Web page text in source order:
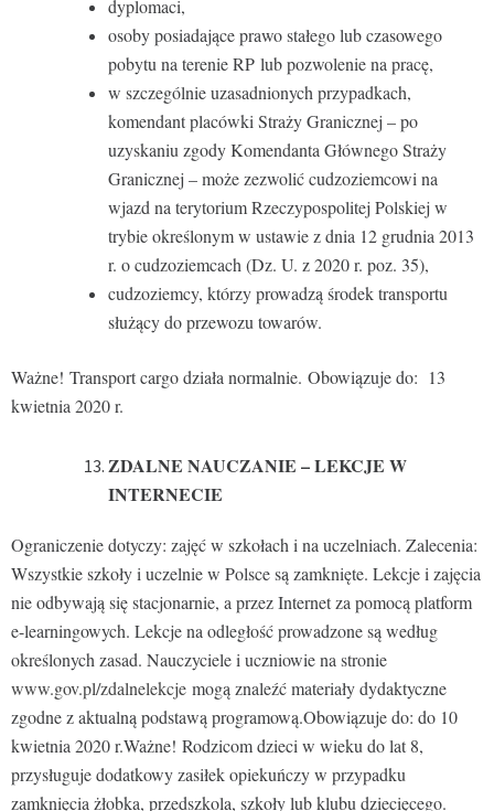
dyplomaci,
osoby posiadające prawo stałego lub czasowego
pobytu na terenie RP lub pozwolenie na pracę,
w szczególnie uzasadnionych przypadkach,
komendant placówki Straży Granicznej – po
uzyskaniu zgody Komendanta Głównego Straży
Granicznej – może zezwolić cudzoziemcowi na
wjazd na terytorium Rzeczypospolitej Polskiej w
trybie określonym w ustawie z dnia 12 grudnia 2013
r. o cudzoziemcach (Dz. U. z 2020 r. poz. 35),
cudzoziemcy, którzy prowadzą środek transportu
służący do przewozu towarów.
Ważne! Transport cargo działa normalnie. Obowiązuje do: 13
kwietnia 2020 r.
ZDALNE NAUCZANIE – LEKCJE W
INTERNECIE
Ograniczenie dotyczy: zajęć w szkołach i na uczelniach. Zalecenia:
Wszystkie szkoły i uczelnie w Polsce są zamknięte. Lekcje i zajęcia
nie odbywają się stacjonarnie, a przez Internet za pomocą platform
e-learningowych. Lekcje na odległość prowadzone są według
określonych zasad. Nauczyciele i uczniowie na stronie
www.gov.pl/zdalnelekcje mogą znaleźć materiały dydaktyczne
zgodne z aktualną podstawą programową.Obowiązuje do: do 10
kwietnia 2020 r.Ważne! Rodzicom dzieci w wieku do lat 8,
przysługuje dodatkowy zasiłek opiekuńczy w przypadku
zamknięcia żłobka, przedszkola, szkoły lub klubu dziecięcego.